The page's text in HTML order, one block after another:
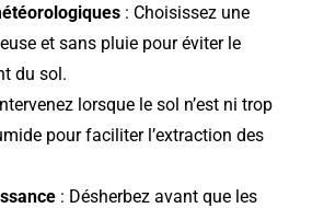
: Choisissez une
et sans pluie pour éviter le
du sol.
lorsque le sol n’est ni trop
pour faciliter l’extraction des
: Désherbez avant que les